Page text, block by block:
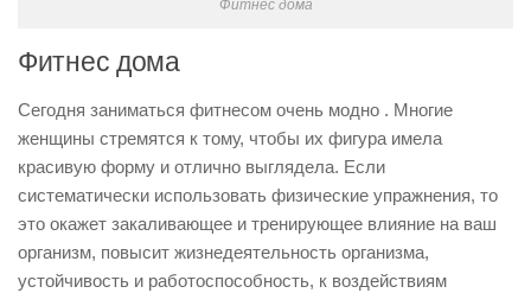
Фитнес дома
Фитнес дома
Сегодня заниматься фитнесом очень модно . Многие
женщины стремятся к тому, чтобы их фигура имела
красивую форму и отлично выглядела. Если
систематически использовать физические упражнения, то
это окажет закаливающее и тренирующее влияние на ваш
организм, повысит жизнедеятельность организма,
устойчивость и работоспособность, к воздействиям